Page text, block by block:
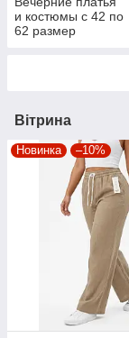
и костюмы с 42 по
62 размер
Вітрина
Новинка –10%